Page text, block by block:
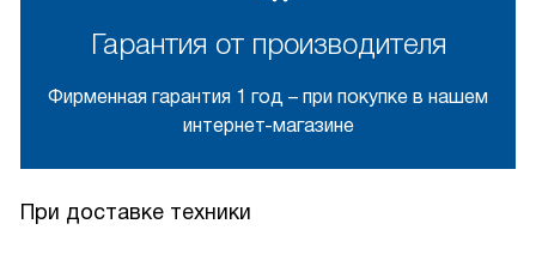
Гарантия от производителя
Фирменная гарантия 1 год – при покупке в нашем
интернет-магазине
При доставке техники